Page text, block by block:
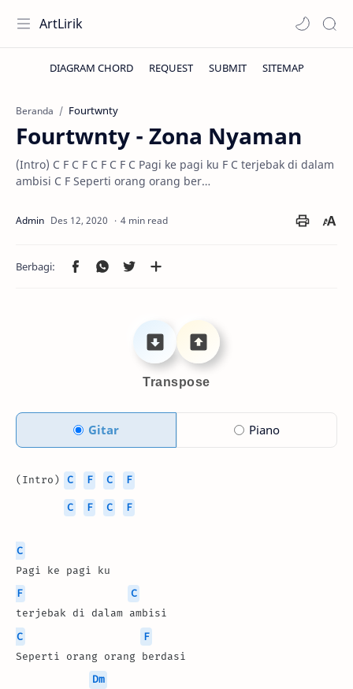
ArtLirik
Beranda Fourtwnty
Fourtwnty - Zona Nyaman
(Intro) C F C F C F C F C Pagi ke pagi ku F C terjebak di dalam
ambisi C F Seperti orang orang ber…
4 min read
Transpose
Gitar Piano
(Intro) C F C F
C F C F
C
Pagi ke pagi ku
F
C
terjebak di dalam ambisi
C
F
Seperti orang orang berdasi
Dm